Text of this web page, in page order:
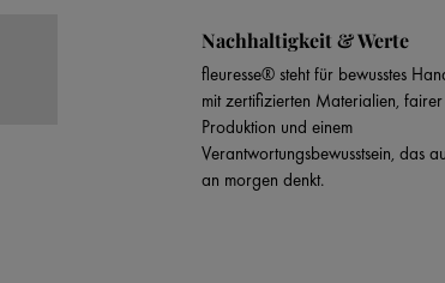
Nachhaltigkeit & Werte
fleuresse® steht für bewusstes
mit zertifizierten Materialien, fairer
Produktion und einem
Verantwortungsbewusstsein, das
an morgen denkt.